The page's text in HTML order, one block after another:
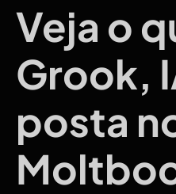
Veja o
Grook,
posta